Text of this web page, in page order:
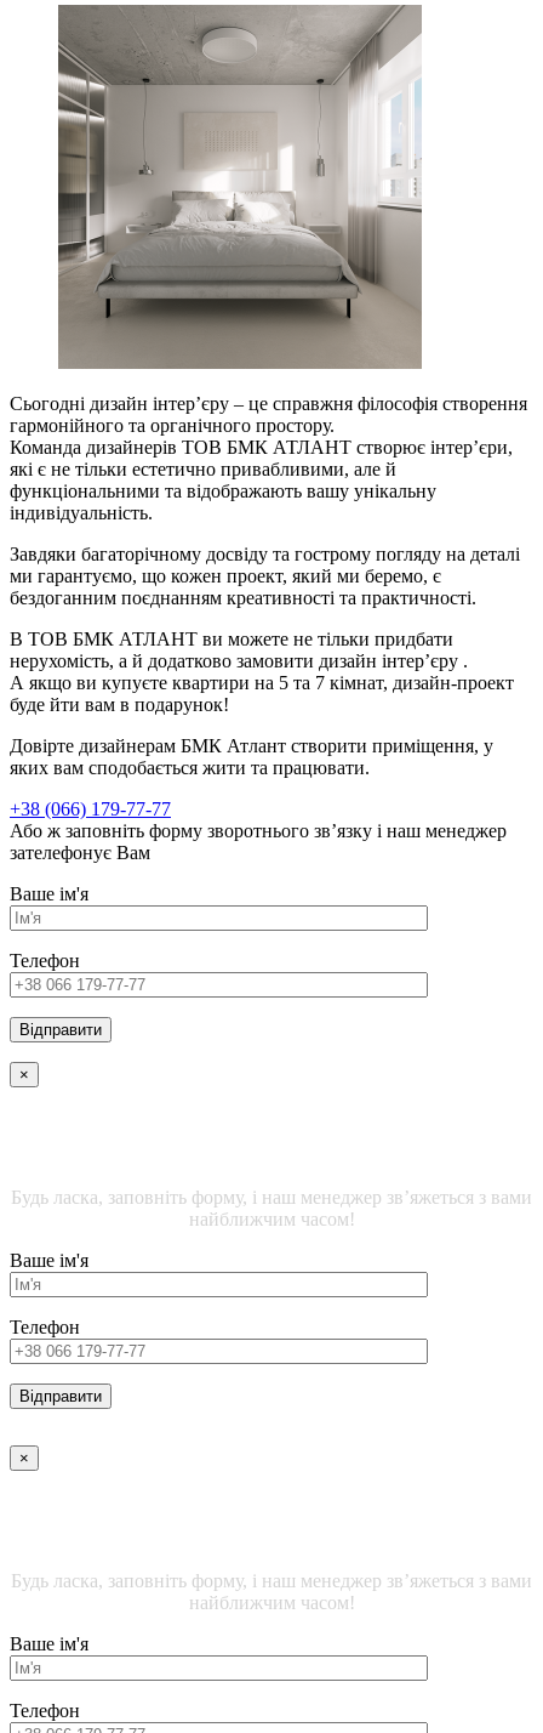
Сьогодні дизайн інтерʼєру – це справжня філософія створення
гармонійного та органічного простору.
Команда дизайнерів ТОВ БМК АТЛАНТ створює інтерʼєри,
які є не тільки естетично привабливими, але й
функціональними та відображають вашу унікальну
індивідуальність.
Завдяки багаторічному досвіду та гострому погляду на деталі
ми гарантуємо, що кожен проект, який ми беремо, є
бездоганним поєднанням креативності та практичності.
В ТОВ БМК АТЛАНТ ви можете не тільки придбати
нерухомість, а й додатково замовити дизайн інтерʼєру .
А якщо ви купуєте квартири на 5 та 7 кімнат, дизайн-проект
буде йти вам в подарунок!
Довірте дизайнерам БМК Атлант створити приміщення, у
яких вам сподобається жити та працювати.
+38 (066) 179-77-77
Або ж заповніть форму зворотнього зв’язку і наш менеджер
зателефонує Вам
Ваше ім'я
Телефон
×
Будь ласка, заповніть форму, і наш менеджер зв’яжеться з вами
найближчим часом!
Ваше ім'я
Телефон
×
Будь ласка, заповніть форму, і наш менеджер зв’яжеться з вами
найближчим часом!
Ваше ім'я
Телефон